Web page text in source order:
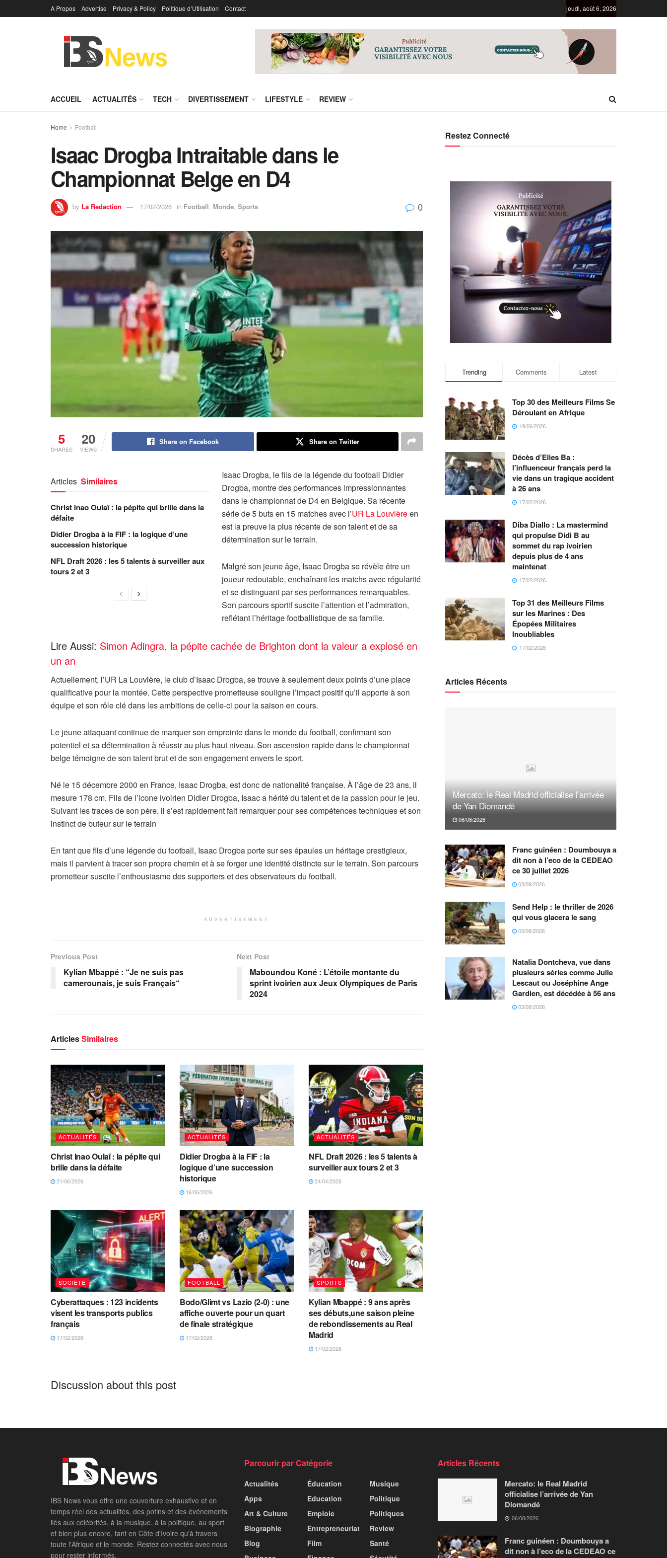
A Propos Advertise Privacy & Policy Politique d’Utilisation Contact jeudi, août 6, 2026
ACCUEIL ACTUALITÉS TECH DIVERTISSEMENT LIFESTYLE REVIEW
Home Football
Isaac Drogba Intraitable dans le
Championnat Belge en D4
by La Redaction 17/02/2026 in Football, Monde, Sports 0
5
SHARES
20
VIEWS
Share on Facebook Share on Twitter
Articles Similaires
Christ Inao Oulaï : la pépite qui brille dans la
défaite
Didier Drogba à la FIF : la logique d’une
succession historique
NFL Draft 2026 : les 5 talents à surveiller aux
tours 2 et 3
Isaac Drogba, le fils de la légende du football Didier
Drogba, montre des performances impressionnantes
dans le championnat de D4 en Belgique. Sa récente
série de 5 buts en 15 matches avec l’UR La Louvièreen
est la preuve la plus récente de son talent et de sa
détermination sur le terrain.
Malgré son jeune âge, Isaac Drogba se révèle être un
joueur redoutable, enchaînant les matchs avec régularité
et se distinguant par ses performances remarquables.
Son parcours sportif suscite l’attention et l’admiration,
reflétant l’héritage footballistique de sa famille.
Lire Aussi: Simon Adingra, la pépite cachée de Brighton dont la valeur a explosé en
un an
Actuellement, l’UR La Louvière, le club d’Isaac Drogba, se trouve à seulement deux points d’une place
qualificative pour la montée. Cette perspective prometteuse souligne l’impact positif qu’il apporte à son
équipe et son rôle clé dans les ambitions de celle-ci pour la saison en cours.
Le jeune attaquant continue de marquer son empreinte dans le monde du football, confirmant son
potentiel et sa détermination à réussir au plus haut niveau. Son ascension rapide dans le championnat
belge témoigne de son talent brut et de son engagement envers le sport.
Né le 15 décembre 2000 en France, Isaac Drogba, est donc de nationalité française. À l’âge de 23 ans, il
mesure 178 cm. Fils de l’icone ivoirien Didier Drogba, Isaac a hérité du talent et de la passion pour le jeu.
Suivant les traces de son père, il s’est rapidement fait remarquer pour ses compétences techniques et son
instinct de buteur sur le terrain
En tant que fils d’une légende du football, Isaac Drogba porte sur ses épaules un héritage prestigieux,
mais il parvient à tracer son propre chemin et à se forger une identité distincte sur le terrain. Son parcours
prometteur suscite l’enthousiasme des supporters et des observateurs du football.
ADVERTISEMENT
Previous Post
Kylian Mbappé : “Je ne suis pas
camerounais, je suis Français“
Next Post
Maboundou Koné : L’étoile montante du
sprint ivoirien aux Jeux Olympiques de Paris
2024
ArticlesSimilaires
ACTUALITÉS
Christ Inao Oulaï : la pépite qui
brille dans la défaite
21/06/2026
ACTUALITÉS
Didier Drogba à la FIF : la
logique d’une succession
historique
16/06/2026
ACTUALITÉS
NFL Draft 2026 : les 5 talents à
surveiller aux tours 2 et 3
24/04/2026
SOCIÉTÉ
Cyberattaques : 123 incidents
visent les transports publics
français
17/02/2026
FOOTBALL
Bodo/Glimt vs Lazio (2-0) : une
affiche ouverte pour un quart
de finale stratégique
17/02/2026
SPORTS
Kylian Mbappé : 9 ans après
ses débuts,une saison pleine
de rebondissements au Real
Madrid
17/02/2026
Discussion about this post
Restez Connecté
Trending Comments Latest
Top 30 des Meilleurs Films Se
Déroulant en Afrique
19/06/2026
Décès d’Elies Ba :
l’influenceur français perd la
vie dans un tragique accident
à 26 ans
17/02/2026
Diba Diallo : La mastermind
qui propulse Didi B au
sommet du rap ivoirien
depuis plus de 4 ans
maintenat
17/02/2026
Top 31 des Meilleurs Films
sur les Marines : Des
Épopées Militaires
Inoubliables
17/02/2026
Articles Récents
Mercato: le Real Madrid officialise l’arrivée
de Yan Diomandé
06/08/2026
Franc guinéen : Doumbouya a
dit non à l’eco de la CEDEAO
ce 30 juillet 2026
03/08/2026
Send Help : le thriller de 2026
qui vous glacera le sang
03/08/2026
Natalia Dontcheva, vue dans
plusieurs séries comme Julie
Lescaut ou Joséphine Ange
Gardien, est décédée à 56 ans
03/08/2026
IBS News vous offre une couverture exhaustive et en
temps réel des actualités, des potins et des événements
liés aux célébrités, à la musique, à la politique, au sport
et bien plus encore, tant en Côte d'Ivoire qu'à travers
toute l'Afrique et le monde. Restez connectés avec nous
pour rester informés.
Parcourir par Catégorie
Actualités
Apps
Art & Culture
Biographie
Blog
Éducation
Education
Emploie
Entrepreneuriat
Film
Musique
Politique
Politiques
Review
Santé
Articles Récents
Mercato: le Real Madrid
officialise l’arrivée de Yan
Diomandé
06/08/2026
Franc guinéen : Doumbouya a
dit non à l’eco de la CEDEAO ce